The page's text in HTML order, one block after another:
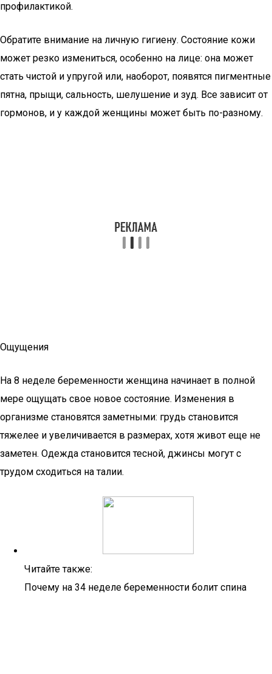
профилактикой.
Обратите внимание на личную гигиену. Состояние кожи
может резко измениться, особенно на лице: она может
стать чистой и упругой или, наоборот, появятся пигментные
пятна, прыщи, сальность, шелушение и зуд. Все зависит от
гормонов, и у каждой женщины может быть по-разному.
Ощущения
На 8 неделе беременности женщина начинает в полной
мере ощущать свое новое состояние. Изменения в
организме становятся заметными: грудь становится
тяжелее и увеличивается в размерах, хотя живот еще не
заметен. Одежда становится тесной, джинсы могут с
трудом сходиться на талии.
Читайте также:
Почему на 34 неделе беременности болит спина